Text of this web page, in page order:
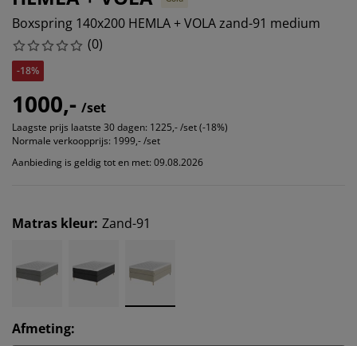
Boxspring 140x200 HEMLA + VOLA zand-91 medium
(0)
-18%
1000,- /set
Laagste prijs laatste 30 dagen: 1225,- /set (-18%)
Normale verkoopprijs: 1999,- /set
Aanbieding is geldig tot en met: 09.08.2026
Matras kleur: Zand-91
Afmeting: